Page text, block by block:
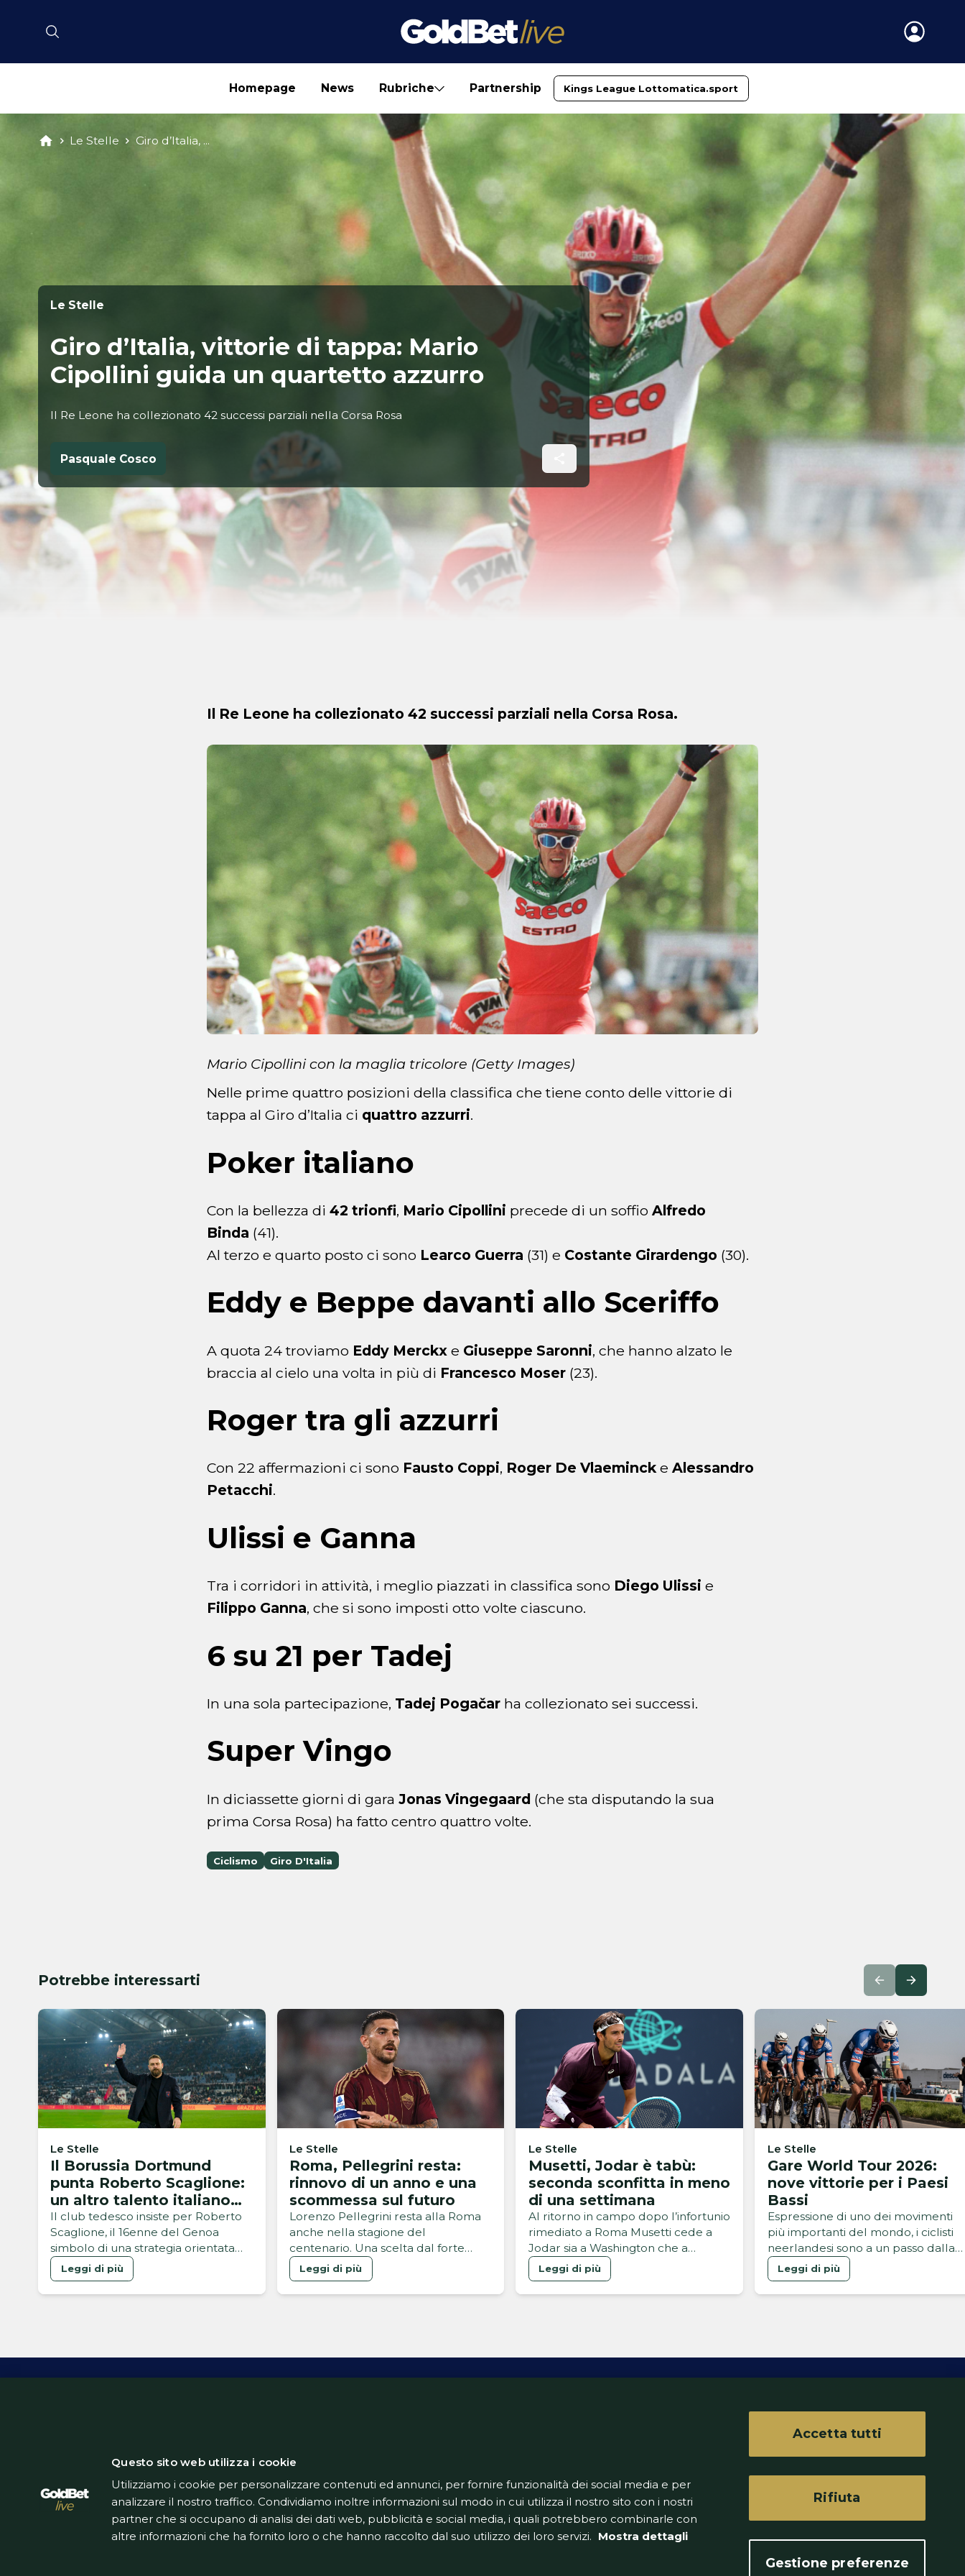
Homepage News Rubriche Partnership Kings League Lottomatica.sport
Le Stelle Giro d’Italia, ...
Le Stelle
Giro d’Italia, vittorie di tappa: Mario
Cipollini guida un quartetto azzurro
Il Re Leone ha collezionato 42 successi parziali nella Corsa Rosa
Pasquale Cosco
Il Re Leone ha collezionato 42 successi parziali nella Corsa Rosa.
Mario Cipollini con la maglia tricolore (Getty Images)
Nelle prime quattro posizioni della classifica che tiene conto delle vittorie di
tappa al Giro d’Italia ci quattro azzurri.
Poker italiano
Con la bellezza di 42 trionfi, Mario Cipollini precede di un soffio Alfredo
Binda (41).
Al terzo e quarto posto ci sono Learco Guerra (31) e Costante Girardengo (30).
Eddy e Beppe davanti allo Sceriffo
A quota 24 troviamo Eddy Merckx e Giuseppe Saronni, che hanno alzato le
braccia al cielo una volta in più di Francesco Moser (23).
Roger tra gli azzurri
Con 22 affermazioni ci sono Fausto Coppi, Roger De Vlaemincke Alessandro
Petacchi.
Ulissi e Ganna
Tra i corridori in attività, i meglio piazzati in classifica sono Diego Ulissi e
Filippo Ganna, che si sono imposti otto volte ciascuno.
6 su 21 per Tadej
In una sola partecipazione, Tadej Pogačar ha collezionato sei successi.
Super Vingo
In diciassette giorni di gara Jonas Vingegaard (che sta disputando la sua
prima Corsa Rosa) ha fatto centro quattro volte.
Ciclismo Giro D'Italia
Potrebbe interessarti
Le Stelle
Il Borussia Dortmund
punta Roberto Scaglione:
un altro talento italiano
nel mirino
Il club tedesco insiste per Roberto
Scaglione, il 16enne del Genoa
simbolo di una strategia orientata
alla valorizzazione dei giovani
Leggi di più
Le Stelle
Roma, Pellegrini resta:
rinnovo di un anno e una
scommessa sul futuro
Lorenzo Pellegrini resta alla Roma
anche nella stagione del
centenario. Una scelta dal forte
valore simbolico per il capitano
giallorosso, cresciuto a Trigoria, che
ha firmato il rinnovo proprio il 7
permanenza di Pellegrini è stata
Leggi di più
Le Stelle
Musetti, Jodar è tabù:
seconda sconfitta in meno
di una settimana
Al ritorno in campo dopo l’infortunio
rimediato a Roma Musetti cede a
Jodar sia a Washington che a
Montreal
Leggi di più
Le Stelle
Gare World Tour 2026:
nove vittorie per i Paesi
Bassi
Espressione di uno dei movimenti
più importanti del mondo, i ciclisti
neerlandesi sono a un passo dalla
doppia cifra
Leggi di più
Questo sito web utilizza i cookie
Utilizziamo i cookie per personalizzare contenuti ed annunci, per fornire funzionalità dei social media e per
analizzare il nostro traffico. Condividiamo inoltre informazioni sul modo in cui utilizza il nostro sito con i nostri
partner che si occupano di analisi dei dati web, pubblicità e social media, i quali potrebbero combinarle con
altre informazioni che ha fornito loro o che hanno raccolto dal suo utilizzo dei loro servizi. Mostra dettagli
Gestione preferenze
Rifiuta
Accetta tutti